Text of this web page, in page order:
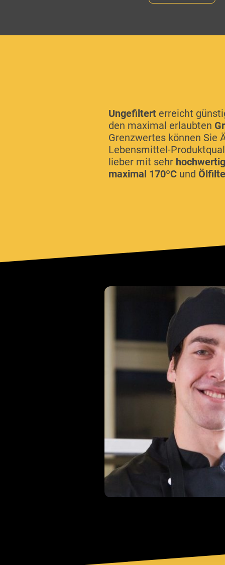
Ungefiltert erreicht
den maximal erlaubten
Grenzwertes können Sie
Lebensmittel-
lieber mit sehr
maximal 170ºC und